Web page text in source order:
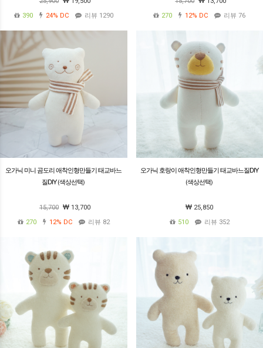
390
24% DC 리뷰 1290
270
12% DC 리뷰 76
오가닉 미니 곰도리 애착인형만들기 태교바느
질DIY (색상선택)
15,700
13,700
270
12% DC 리뷰 82
오가닉 호랑이 애착인형만들기 태교바느질DIY
(색상선택)
25,850
510
리뷰 352